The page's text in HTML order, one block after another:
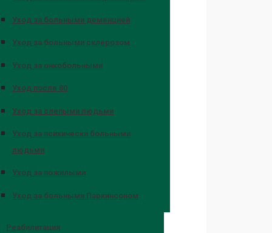
Уход за больными деменцией
Уход за больными склерозом
Уход за онкобольными
Уход после 80
Уход за слепыми людьми
Уход за психически больными
людьми
Уход за пожилыми
Уход за больными Паркинсоном
Реабилитация